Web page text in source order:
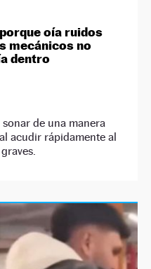
oía ruidos
mecánicos no
dentro
de una manera
acudir rápidamente al